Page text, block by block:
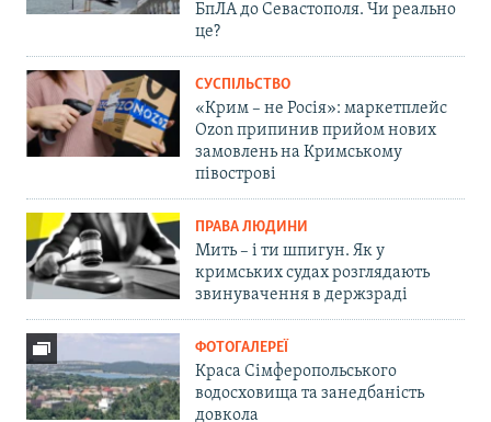
БпЛА до Севастополя. Чи реально
це?
СУСПІЛЬСТВО
«Крим – не Росія»: маркетплейс
Ozon припинив прийом нових
замовлень на Кримському
півострові
ПРАВА ЛЮДИНИ
Мить – і ти шпигун. Як у
кримських судах розглядають
звинувачення в держзраді
ФОТОГАЛЕРЕЇ
Краса Сімферопольського
водосховища та занедбаність
довкола